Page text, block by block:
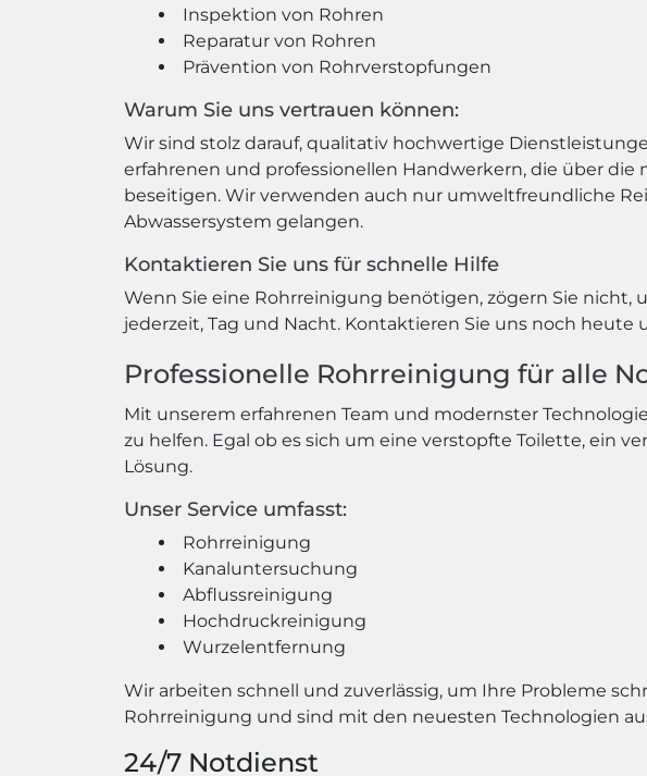
Inspektion von Rohren
Reparatur von Rohren
Prävention von Rohrverstopfungen
Warum Sie uns vertrauen können:
Wir sind stolz darauf, qualitativ hochwertige
erfahrenen und professionellen Handwerkern, die über
beseitigen. Wir verwenden auch nur umweltfreundliche
Abwassersystem gelangen.
Kontaktieren Sie uns für schnelle Hilfe
Wenn Sie eine Rohrreinigung benötigen, zögern Sie
jederzeit, Tag und Nacht. Kontaktieren Sie uns noch heute
Professionelle Rohrreinigung für alle
Mit unserem erfahrenen Team und modernster
zu helfen. Egal ob es sich um eine verstopfte Toilette, ein
Lösung.
Unser Service umfasst:
Rohrreinigung
Kanaluntersuchung
Abflussreinigung
Hochdruckreinigung
Wurzelentfernung
Wir arbeiten schnell und zuverlässig, um Ihre Probleme
Rohrreinigung und sind mit den neuesten Technologien
24/7 Notdienst